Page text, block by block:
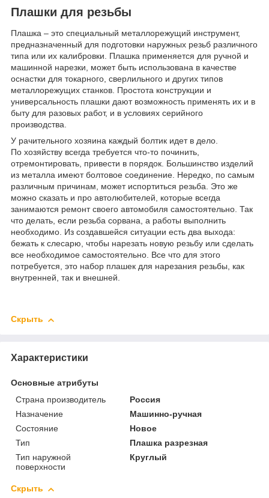
Плашки для резьбы
Плашка – это специальный металлорежущий инструмент,
предназначенный для подготовки наружных резьб различного
типа или их калибровки. Плашка применяется для ручной и
машинной нарезки, может быть использована в качестве
оснастки для токарного, сверлильного и других типов
металлорежущих станков. Простота конструкции и
универсальность плашки дают возможность применять их и в
быту для разовых работ, и в условиях серийного
производства.
У рачительного хозяина каждый болтик идет в дело.
По хозяйству всегда требуется что-то починить,
отремонтировать, привести в порядок. Большинство изделий
из металла имеют болтовое соединение. Нередко, по самым
различным причинам, может испортиться резьба. Это же
можно сказать и про автолюбителей, которые всегда
занимаются ремонт своего автомобиля самостоятельно. Так
что делать, если резьба сорвана, а работы выполнить
необходимо. Из создавшейся ситуации есть два выхода:
бежать к слесарю, чтобы нарезать новую резьбу или сделать
все необходимое самостоятельно. Все что для этого
потребуется, это набор плашек для нарезания резьбы, как
внутренней, так и внешней.
Скрыть
Характеристики
Основные атрибуты
Страна производитель
Россия
Назначение
Машинно-ручная
Состояние
Новое
Тип
Плашка разрезная
Тип наружной
поверхности
Круглый
Скрыть